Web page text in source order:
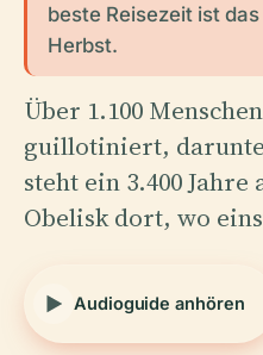
beste Reisezeit ist
Herbst.
Über 1.100
guillotiniert,
steht ein 3.400
Obelisk dort, wo
Audioguide anhören